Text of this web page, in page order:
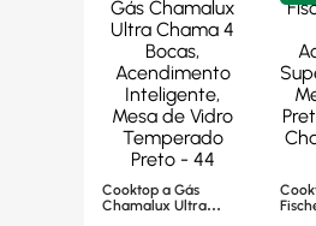
Cooktop a Gás
Chamalux Ultra